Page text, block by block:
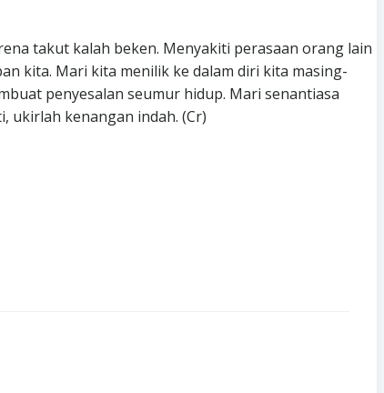
takut kalah beken. Menyakiti perasaan orang lain
kita. Mari kita menilik ke dalam diri kita masing-
penyesalan seumur hidup. Mari senantiasa
ukirlah kenangan indah. (Cr)